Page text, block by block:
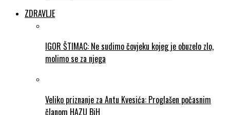
ZDRAVLJE
IGOR ŠTIMAC: Ne sudimo čovjeku kojeg je obuzelo zlo,
molimo se za njega
Veliko priznanje za Antu Kvesića: Proglašen počasnim
članom HAZU BiH